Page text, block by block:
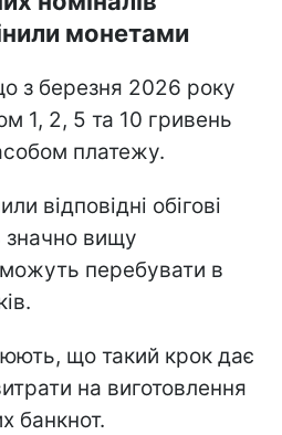
монетами
з березня 2026 року
1, 2, 5 та 10 гривень
платежу.
відповідні обігові
значно вищу
можуть перебувати в
що такий крок дає
на виготовлення
банкнот.